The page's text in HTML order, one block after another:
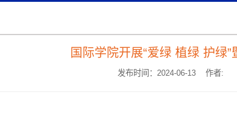
国际学院开展“爱绿 植绿 护绿
发布时间：2024-06-13 作者: